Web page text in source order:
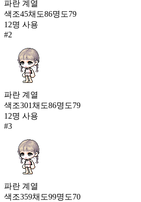
6,731
10
고져스 피부
홍조 라벤더 피부
12
밀키 피부
3,409
13
커스텀 비비드 컬러 피부
2,017
파란 계열
색조45채도86명도79
12명 사용
#2
파란 계열
색조301 채도86명도79
12명 사용
#3
파란 계열
색조359채도99명도70